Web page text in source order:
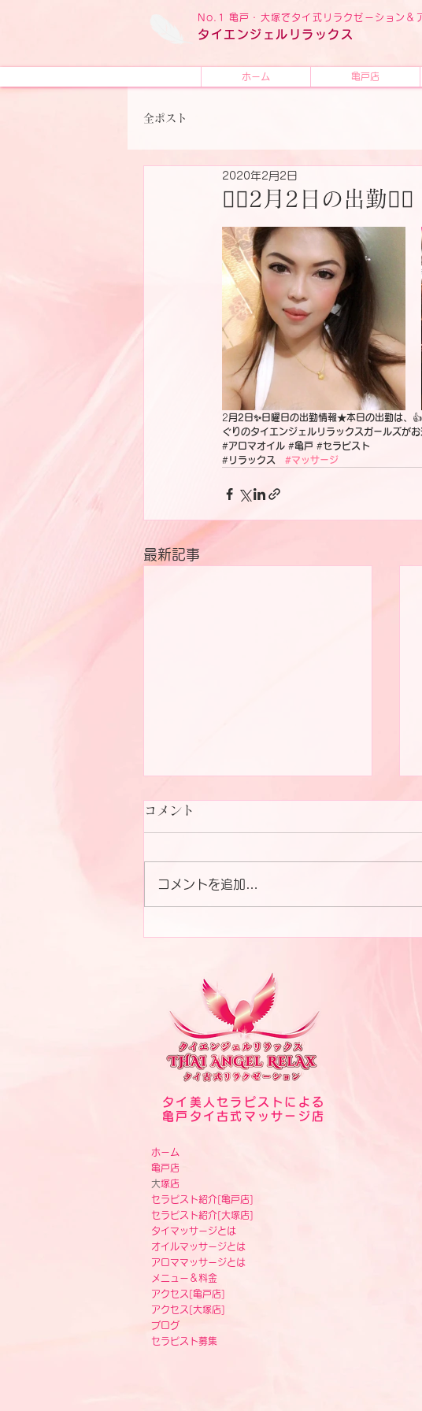
No.1 亀戸・大塚でタイ式リラクゼーション＆
タイ エンジェル リラックス
ホーム 亀戸店
全ポスト
🧚‍♂️2月2日の出勤🧚‍♂️
2020年2月2日
2月2日✨日曜日の出勤情報★本日の出勤は、 👍
ぐりのタイエンジェルリラックスガールズが
#アロマオイル #亀戸 #セラピスト
‪#リラックス #マッサージ
最新記事
Staff team Thaiangel
コメント
コメントを追加…
タイ美人セラピストによる
亀戸タイ古式マッサージ店
ホーム
亀戸店
​大塚店
セラピスト紹介[ 亀戸店]
セラピスト紹介[ 大塚店]
タイマッサージとは
オイルマッサージとは
アロママッサージとは
メニュー＆料金
アクセス 亀戸店]
アクセス 大塚店]
ブログ
セラピスト募集